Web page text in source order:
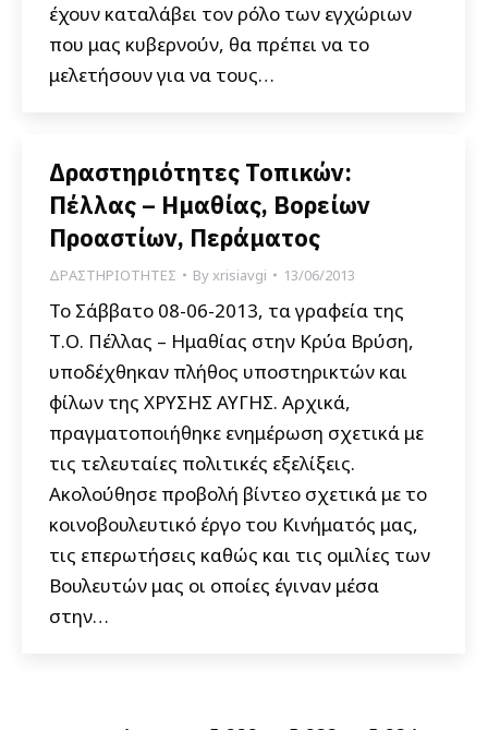
έχουν καταλάβει τον ρόλο των εγχώριων
που μας κυβερνούν, θα πρέπει να το
μελετήσουν για να τους…
Δραστηριότητες Τοπικών:
Πέλλας – Ημαθίας, Βορείων
Προαστίων, Περάματος
ΔΡΑΣΤΗΡΙΟΤΗΤΕΣ Byxrisiavgi 13/06/2013
Το Σάββατο 08-06-2013, τα γραφεία της
Τ.Ο. Πέλλας – Ημαθίας στην Κρύα Βρύση,
υποδέχθηκαν πλήθος υποστηρικτών και
φίλων της ΧΡΥΣΗΣ ΑΥΓΗΣ. Αρχικά,
πραγματοποιήθηκε ενημέρωση σχετικά με
τις τελευταίες πολιτικές εξελίξεις.
Ακολούθησε προβολή βίντεο σχετικά με το
κοινοβουλευτικό έργο του Κινήματός μας,
τις επερωτήσεις καθώς και τις ομιλίες των
Βουλευτών μας οι οποίες έγιναν μέσα
στην…